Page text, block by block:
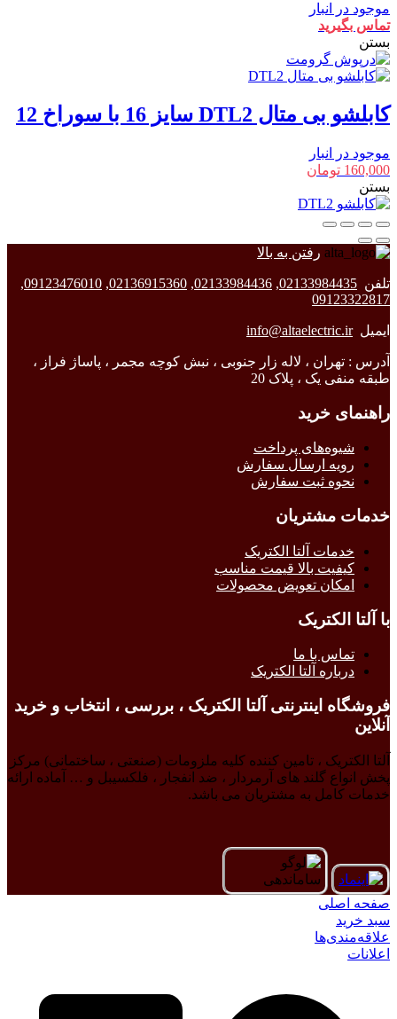
موجود در انبار
تماس بگیرید
بستن
کابلشو بی متال DTL2 سایز 16 با سوراخ 12
موجود در انبار
160,000 تومان
بستن
رفتن به بالا
تلفن 02133984435
,
02133984436
,
02136915360
,
09123476010
,
09123322817
ایمیلinfo@altaelectric.ir
آدرس : تهران ، لاله زار جنوبی ، نبش کوچه مجمر ، پاساژ فراز ،
طبقه منفی یک ، پلاک 20
راهنمای خرید
شیوه‌های پرداخت
رویه ارسال سفارش
نحوه ثبت سفارش
خدمات مشتریان
خدمات آلتا الکتریک
کیفیت بالا قیمت مناسب
امکان تعویض محصولات
با آلتا الکتریک
تماس با ما
درباره آلتا الکتریک
فروشگاه اینترنتی آلتا الکتریک ، بررسی ، انتخاب و خرید
آنلاین
آلتا الکتریک ، تامین کننده کلیه ملزومات (صنعتی ، ساختمانی) مرکز
پخش انواع گلند های آرمردار ، ضد انفجار ، فلکسیبل و … آماده ارائه
خدمات کامل به مشتریان می باشد.
صفحه اصلی
سبد خرید
علاقه‌مندی‌ها
اعلانات